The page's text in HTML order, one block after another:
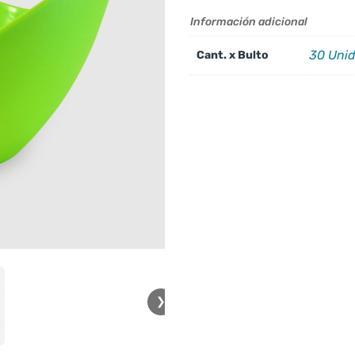
❯
Información adicional
Cant. x Bulto 30